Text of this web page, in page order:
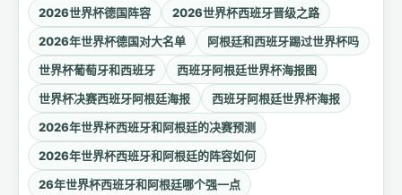
2026世界杯德国阵容
2026世界杯西班牙晋级之路
2026年世界杯德国对大名单
阿根廷和西班牙踢过世界杯吗
世界杯葡萄牙和西班牙
西班牙阿根廷世界杯海报图
世界杯决赛西班牙阿根廷海报
西班牙阿根廷世界杯海报
2026年世界杯西班牙和阿根廷的决赛预测
2026年世界杯西班牙和阿根廷的阵容如何
26年世界杯西班牙和阿根廷哪个强一点